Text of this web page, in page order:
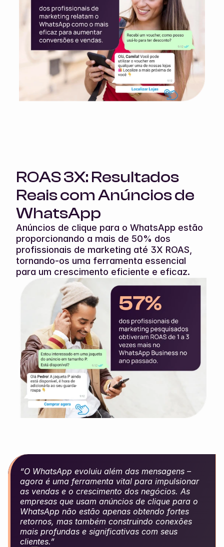
ROAS 3X: Resultados
Reais com Anúncios de
WhatsApp
Anúncios de clique para o WhatsApp estão
proporcionando a mais de 50% dos
profissionais de marketing até 3X ROAS,
tornando-os uma ferramenta essencial
para um crescimento eficiente e eficaz.
“O WhatsApp evoluiu além das mensagens –
agora é uma ferramenta vital para impulsionar
as vendas e o crescimento dos negócios. As
empresas que usam anúncios de clique para o
WhatsApp não estão apenas obtendo fortes
retornos, mas também construindo conexões
mais profundas e significativas com seus
clientes.”